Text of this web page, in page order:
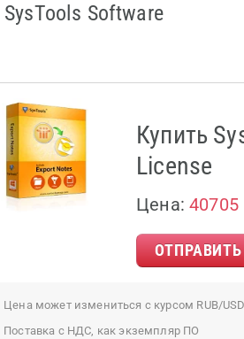
SysTools Software
Купить
License
Цена:40705
Цена может измениться с курсом RUB/
Поставка с НДС, как экземпляр ПО